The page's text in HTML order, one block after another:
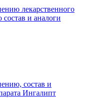
лекарственного
состав и аналоги
состав и
Ингалипт